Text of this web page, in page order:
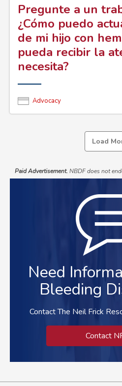
Pregunte a un
¿Cómo puedo
de mi hijo con
pueda recibir la
necesita?
Advocacy
Load
Paid Advertisement. NBDF does not
Need
Bleeding
Contact The Neil Frick
Contact